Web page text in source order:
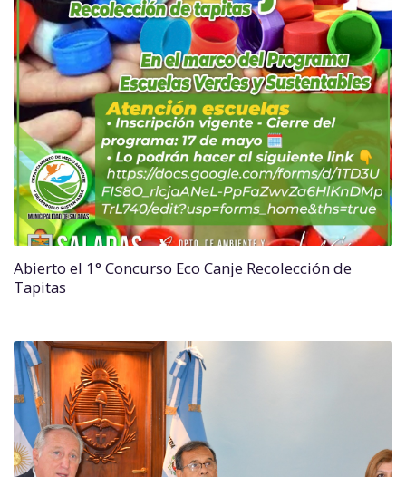
Abierto el 1° Concurso Eco Canje Recolección de
Tapitas